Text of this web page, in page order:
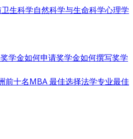
生科学自然科学与生命科学心理学
学金如何申请奖学金如何撰写奖学
前十名MBA 最佳选择法学专业最佳